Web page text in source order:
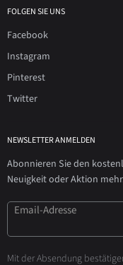
FOLGEN SIE UNS
Facebook
Instagram
Pinterest
Twitter
NEWSLETTER ANMELDEN
Abonnieren Sie den
Neuigkeit oder Aktion
Email-Adresse
Mit der Absendung